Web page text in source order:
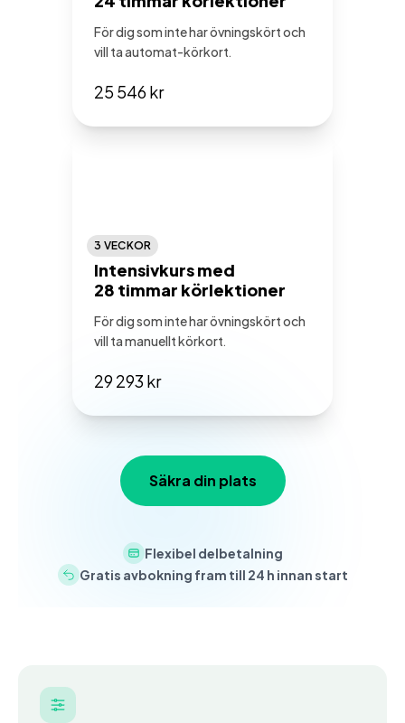
För dig som inte har övningskört och
vill ta automat-körkort.
25 546 kr
3 VECKOR
Intensivkurs med
28 timmar körlektioner
För dig som inte har övningskört och
vill ta manuellt körkort.
29 293 kr
Säkra din plats
Flexibel delbetalning
Gratis avbokning fram till 24 h innan start